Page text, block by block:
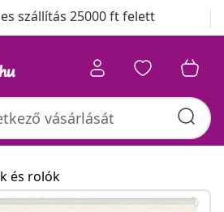
szállítás 25000 ft felett
és rolók